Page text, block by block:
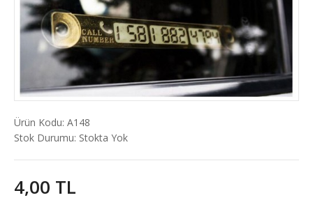
Ürün Kodu: A148
Stok Durumu: Stokta Yok
4,00 TL